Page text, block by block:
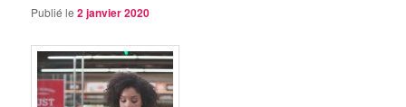
Publié le2 janvier 2020